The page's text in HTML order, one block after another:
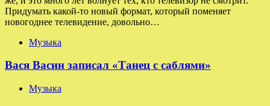
Придумать какой-то новый формат, который поменяет
новогоднее телевидение, довольно…
Музыка
Вася Васин записал «Танец с саблями»
Музыка